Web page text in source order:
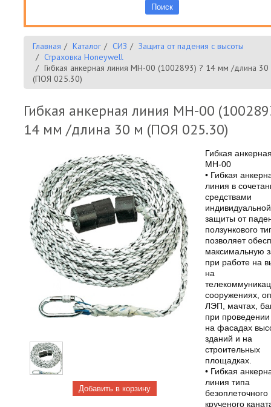
Главная Каталог СИЗ
Защита от падения с высоты
Страховка Honeywell
Гибкая анкерная линия МН-00 (1002893) ? 14 мм /длина
(ПОЯ 025.30)
Гибкая анкерная линия МН-00
14 мм /длина 30 м (ПОЯ 025.30)
Гибкая
МН-00
• Гибкая
линия в
средствами
индивидуальной
защиты от
ползункового
позволяет
максимальную
при работе на
на
сооружениях,
ЛЭП, мачтах,
при
на фасадах
зданий и на
строительных
площадках.
• Гибкая
линия типа
безоплеточного
крученого